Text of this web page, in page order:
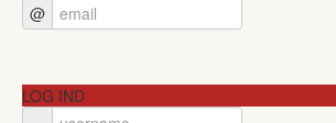
@
LOG IND